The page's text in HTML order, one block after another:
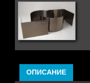
ОПИСАНИЕ